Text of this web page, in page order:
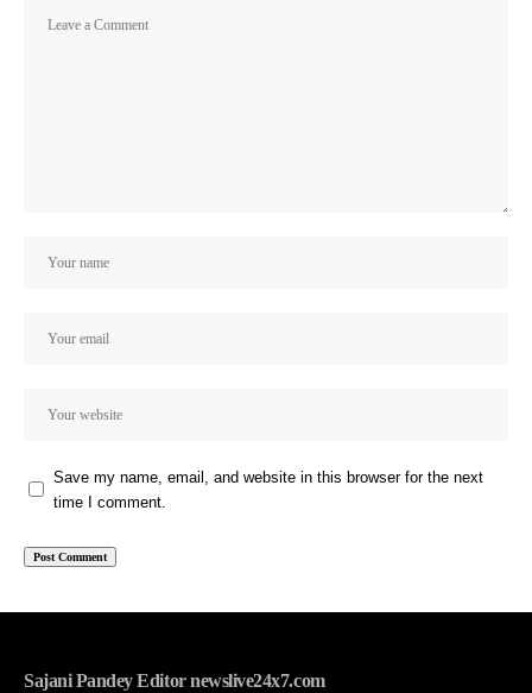
Save my name, email, and website in this browser for the next
time I comment.
Sajani Pandey Editor newslive24x7.com